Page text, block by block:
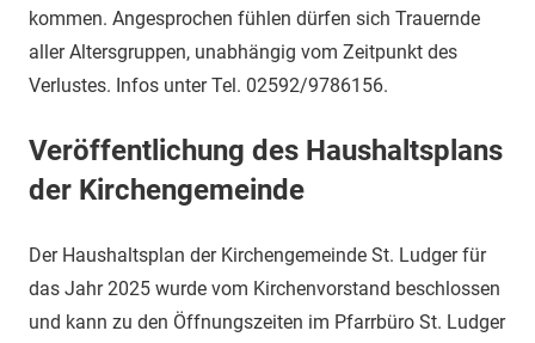
kommen. Angesprochen fühlen dürfen sich Trauernde
aller Altersgruppen, unabhängig vom Zeitpunkt des
Verlustes. Infos unter Tel. 02592/9786156.
Veröffentlichung des Haushaltsplans
der Kirchengemeinde
Der Haushaltsplan der Kirchengemeinde St. Ludger für
das Jahr 2025 wurde vom Kirchenvorstand beschlossen
und kann zu den Öffnungszeiten im Pfarrbüro St. Ludger